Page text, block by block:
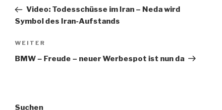
Beitrag
Video: Todesschüsse im Iran – Neda wird
Symbol des Iran-Aufstands
Nächster
Beitrag
WEITER
BMW – Freude – neuer Werbespot ist nun da
Suchen